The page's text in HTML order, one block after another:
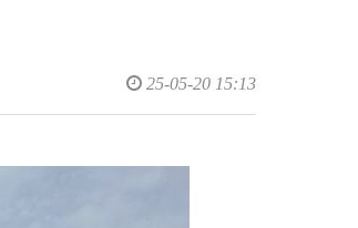
25-05-20 15:13